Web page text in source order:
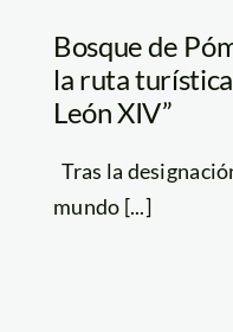
Bosque de
la ruta
León XIV”
Tras la
mundo [...]